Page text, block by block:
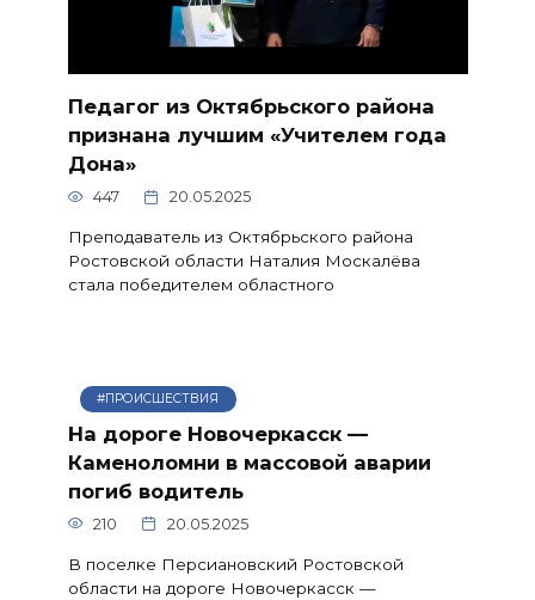
Педагог из Октябрьского района
признана лучшим «Учителем года
Дона»
447 20.05.2025
Преподаватель из Октябрьского района
Ростовской области Наталия Москалёва
стала победителем областного
#ПРОИСШЕСТВИЯ
На дороге Новочеркасск —
Каменоломни в массовой аварии
погиб водитель
210 20.05.2025
В поселке Персиановский Ростовской
области на дороге Новочеркасск —